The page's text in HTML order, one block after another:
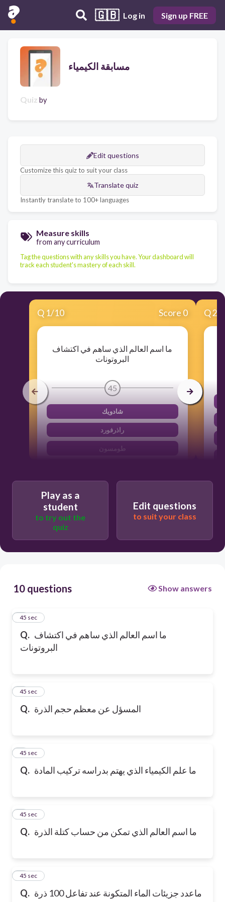
🇬🇧 Log in Sign up FREE
مسابقة الكيمياء
Quiz by
Edit questions
Customize this quiz to suit your class
Translate quiz
Instantly translate to 100+ languages
Measure skills
from any curriculum
Tag the questions with any skills you have. Your dashboard will
track each student's mastery of each skill.
Q 1/10 Score 0
ما اسم العالم الذي ساهم في اكتشاف
البروتونات
45
شادويك
راذرفورد
طومسون
Q2
Play as a
student
to try out the
quiz
Edit questions
to suit your class
10 questions Show answers
Q. ما اسم العالم الذي ساهم في اكتشاف
البروتونات
1
45 sec
Q. المسؤل عن معظم حجم الذرة
2
45 sec
Q. ما علم الكيمياء الذي يهتم بدراسه تركيب المادة
3
45 sec
Q. ما اسم العالم الذي تمكن من حساب كتلة الذرة
4
45 sec
Q. ماعدد جزيئات الماء المتكونة عند تفاعل 100 ذرة
5
45 sec